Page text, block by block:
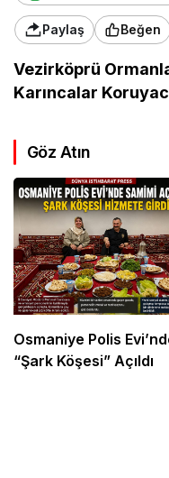
Paylaş Beğen
Vezirköprü
Karıncalar
Göz Atın
Osmaniye Polis
“Şark Köşesi” Açıldı